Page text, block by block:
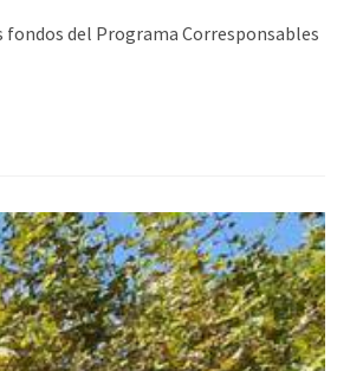
fondos del Programa Corresponsables